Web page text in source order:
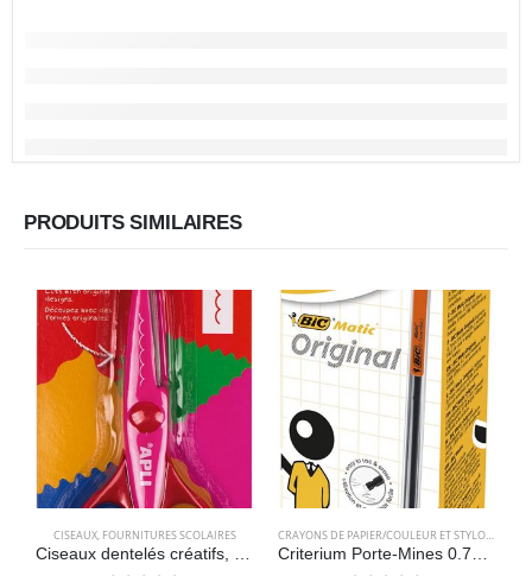
PRODUITS SIMILAIRES
CISEAUX, FOURNITURES SCOLAIRES
Ciseaux dentelés créatifs, 13 cm – APLI Kids
CRAYONS DE PAPIER/COULEUR ET STYLOS,
Criterium Porte-Mines 0.7mm HB , Pochette de 12 – BIC